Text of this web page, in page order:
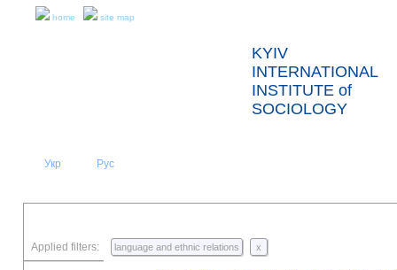
home site map
KYIV
INTERNATIONAL
INSTITUTE of
SOCIOLOGY
Укр Рус
Applied filters: language and ethnic relations x